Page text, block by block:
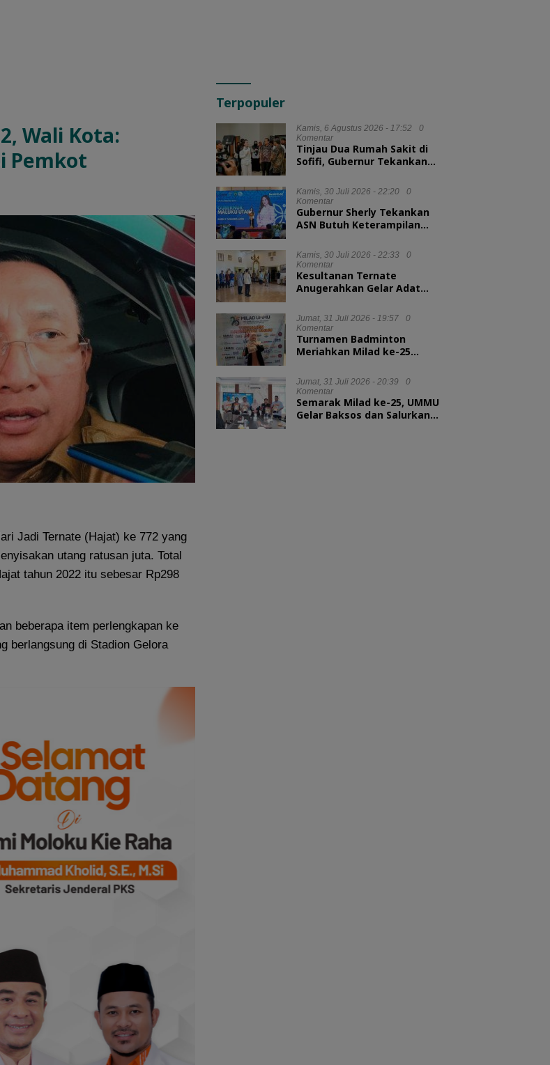
Wali Kota:
Pemkot
Jadi Ternate (Hajat) ke 772 yang
utang ratusan juta. Total
tahun 2022 itu sebesar Rp298
beberapa item perlengkapan ke
berlangsung di Stadion Gelora
Terpopuler
Kamis, 6 Agustus 2026 - 17:52
0
Komentar
Tinjau Dua Rumah Sakit di
Sofifi, Gubernur Tekankan
Kesehatan
Kamis, 30 Juli 2026 - 22:20
0
Komentar
Gubernur Sherly Tekankan
ASN Butuh Keterampilan
Kamis, 30 Juli 2026 - 22:33
0
Komentar
Kesultanan Ternate
Anugerahkan Gelar Adat
Kepala LAN RI
Jumat, 31 Juli 2026 - 19:57
0
Komentar
Turnamen Badminton
Meriahkan Milad ke-25
Sportivitas
Jumat, 31 Juli 2026 - 20:39
0
Komentar
Semarak Milad ke-25, UMMU
Gelar Baksos dan Salurkan